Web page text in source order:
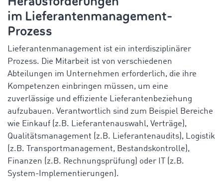
im Lieferantenmanagement-
Prozess
Lieferantenmanagement ist ein interdisziplinärer
Prozess. Die Mitarbeit ist von verschiedenen
Abteilungen im Unternehmen erforderlich, die ihre
Kompetenzen einbringen müssen, um eine
zuverlässige und effiziente Lieferantenbeziehung
aufzubauen. Verantwortlich sind zum Beispiel Bereiche
wie Einkauf (z.B. Lieferantenauswahl, Verträge),
Qualitätsmanagement (z.B. Lieferantenaudits), Logistik
(z.B. Transportmanagement, Bestandskontrolle),
Finanzen (z.B. Rechnungsprüfung) oder IT (z.B.
System-Implementierungen).